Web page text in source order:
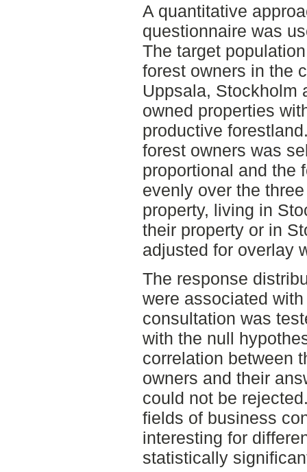
A quantitative
questionnaire was
The target
forest owners in the
Uppsala, Stockholm
owned properties
productive
forest owners was
proportional and the
evenly over the
property, living in
their property or in
adjusted for overlay
The response
were associated
consultation was
with the null
correlation between
owners and their
could not be
fields of business
interesting for
statistically